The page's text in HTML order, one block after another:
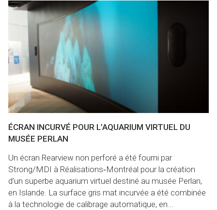
ÉCRAN INCURVÉ POUR L’AQUARIUM VIRTUEL DU
MUSÉE PERLAN
Un écran Rearview non perforé a été fourni par
Strong/MDI à Réalisations‑Montréal pour la création
d’un superbe aquarium virtuel destiné au musée Perlan,
en Islande. La surface gris mat incurvée a été combinée
à la technologie de calibrage automatique, en...